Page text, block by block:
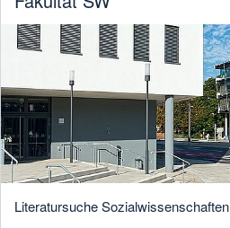
Literatursuche Sozialwissenschaften